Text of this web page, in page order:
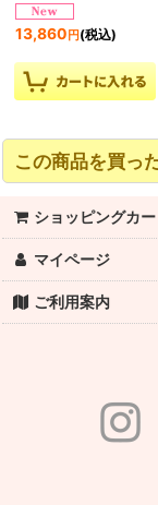
13,860 円 (税込)
この商品を買っ
ード【数量限定】
(税込)
ショッピングカー
マイページ
ご利用案内